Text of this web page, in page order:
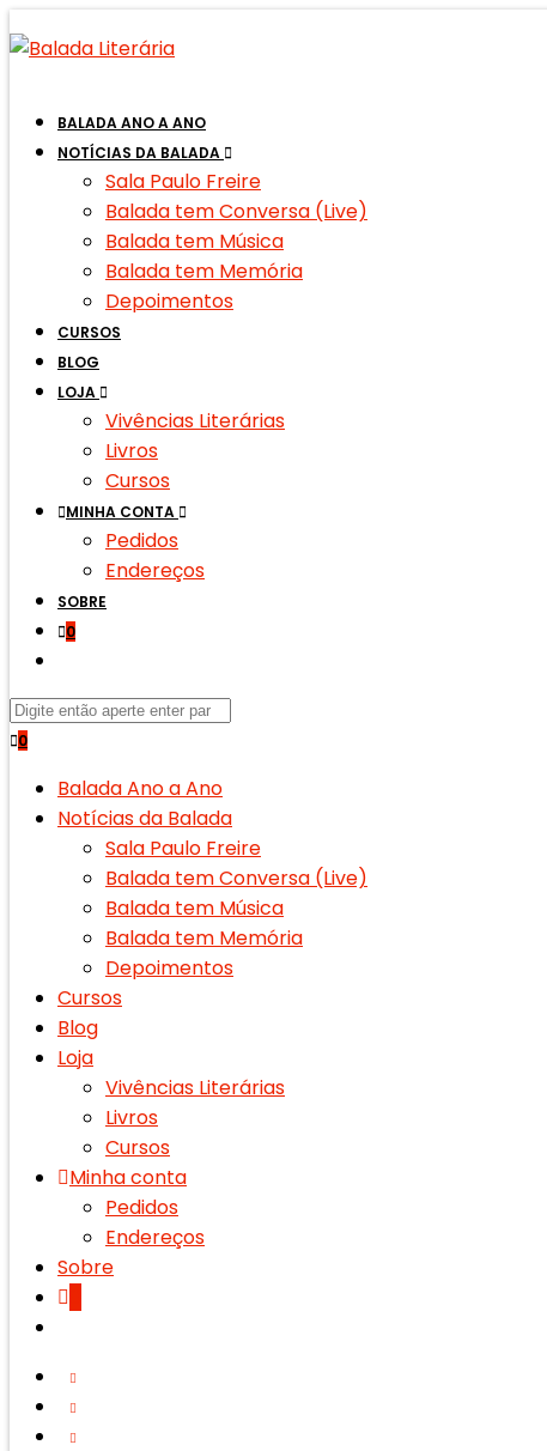
BALADA ANO A ANO
NOTÍCIAS DA BALADA
Sala Paulo Freire
Balada tem Conversa (Live)
Balada tem Música
Balada tem Memória
Depoimentos
CURSOS
BLOG
LOJA
Vivências Literárias
Livros
Cursos
MINHA CONTA
Pedidos
Endereços
SOBRE
0
0
Balada Ano a Ano
Notícias da Balada
Sala Paulo Freire
Balada tem Conversa (Live)
Balada tem Música
Balada tem Memória
Depoimentos
Cursos
Blog
Loja
Vivências Literárias
Livros
Cursos
Minha conta
Pedidos
Endereços
Sobre